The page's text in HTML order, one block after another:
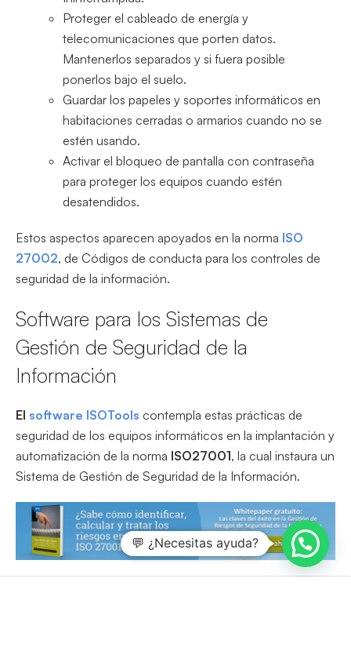
Proteger el cableado de energía y
telecomunicaciones que porten datos.
Mantenerlos separados y si fuera posible
ponerlos bajo el suelo.
Guardar los papeles y soportes informáticos en
habitaciones cerradas o armarios cuando no se
estén usando.
Activar el bloqueo de pantalla con contraseña
para proteger los equipos cuando estén
desatendidos.
Estos aspectos aparecen apoyados en la norma ISO
27002, de Códigos de conducta para los controles de
seguridad de la información.
Software para los Sistemas de
Gestión de Seguridad de la
Información
El software ISOTools contempla estas prácticas de
seguridad de los equipos informáticos en la implantación y
automatización de la norma ISO27001, la cual instaura un
Sistema de Gestión de Seguridad de la Información.
💬 ¿Necesitas ayuda?